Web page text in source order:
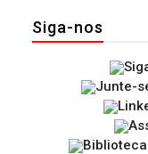
Siga-nos